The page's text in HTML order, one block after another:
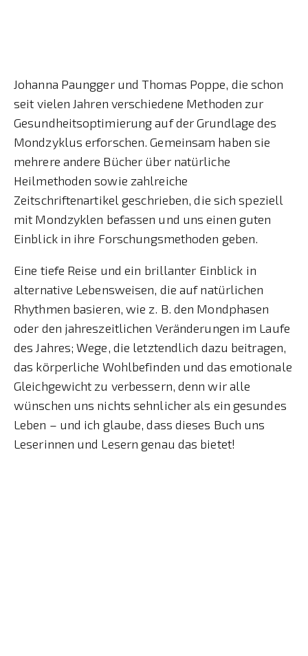
Johanna Paungger und Thomas Poppe, die schon
seit vielen Jahren verschiedene Methoden zur
Gesundheitsoptimierung auf der Grundlage des
Mondzyklus erforschen. Gemeinsam haben sie
mehrere andere Bücher über natürliche
Heilmethoden sowie zahlreiche
Zeitschriftenartikel geschrieben, die sich speziell
mit Mondzyklen befassen und uns einen guten
Einblick in ihre Forschungsmethoden geben.
Eine tiefe Reise und ein brillanter Einblick in
alternative Lebensweisen, die auf natürlichen
Rhythmen basieren, wie z. B. den Mondphasen
oder den jahreszeitlichen Veränderungen im Laufe
des Jahres; Wege, die letztendlich dazu beitragen,
das körperliche Wohlbefinden und das emotionale
Gleichgewicht zu verbessern, denn wir alle
wünschen uns nichts sehnlicher als ein gesundes
Leben – und ich glaube, dass dieses Buch uns
Leserinnen und Lesern genau das bietet!